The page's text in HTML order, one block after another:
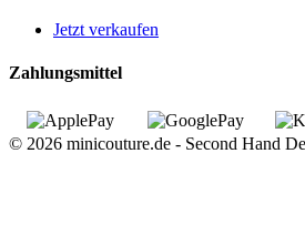
Jetzt verkaufen
Zahlungsmittel
© 2026 minicouture.de - Second Hand